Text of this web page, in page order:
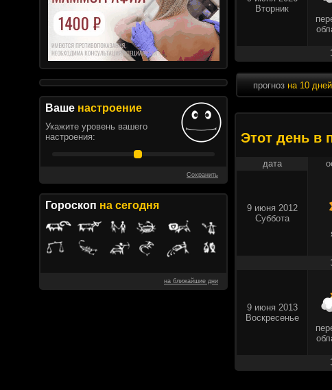
Ваше настроение
Укажите уровень вашего
настроения:
Сохранить
Гороскоп на сегодня
на ближайшие дни
Вторник
прогноз на 10 дней
Этот день в
дата
9 июня 2012
Суббота
9 июня 2013
Воскресенье